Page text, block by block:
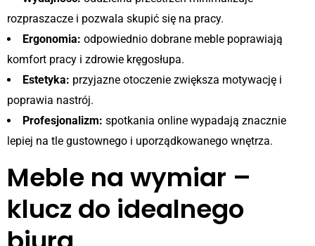
rozpraszacze i pozwala skupić się na pracy.
Ergonomia: odpowiednio dobrane meble poprawiają
komfort pracy i zdrowie kręgosłupa.
Estetyka: przyjazne otoczenie zwiększa motywację i
poprawia nastrój.
Profesjonalizm: spotkania online wypadają znacznie
lepiej na tle gustownego i uporządkowanego wnętrza.
Meble na wymiar –
klucz do idealnego